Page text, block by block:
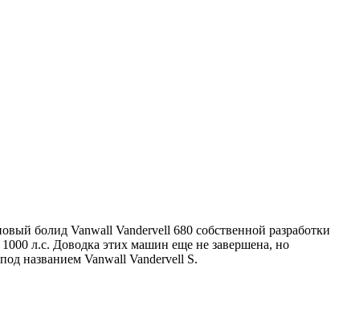
болид Vanwall Vandervell 680 собственной разработки
л.с. Доводка этих машин еще не завершена, но
названием Vanwall Vandervell S.